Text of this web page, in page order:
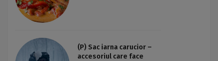
(P) Sac iarna carucior –
accesoriul care face